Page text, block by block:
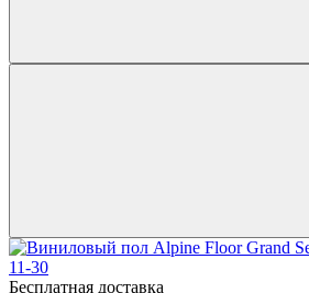
Бесплатная доставка